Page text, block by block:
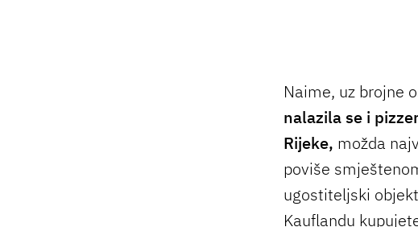
Naime, uz brojne
nalazila se i
Rijeke, možda
poviše
ugostiteljski
Kauflandu